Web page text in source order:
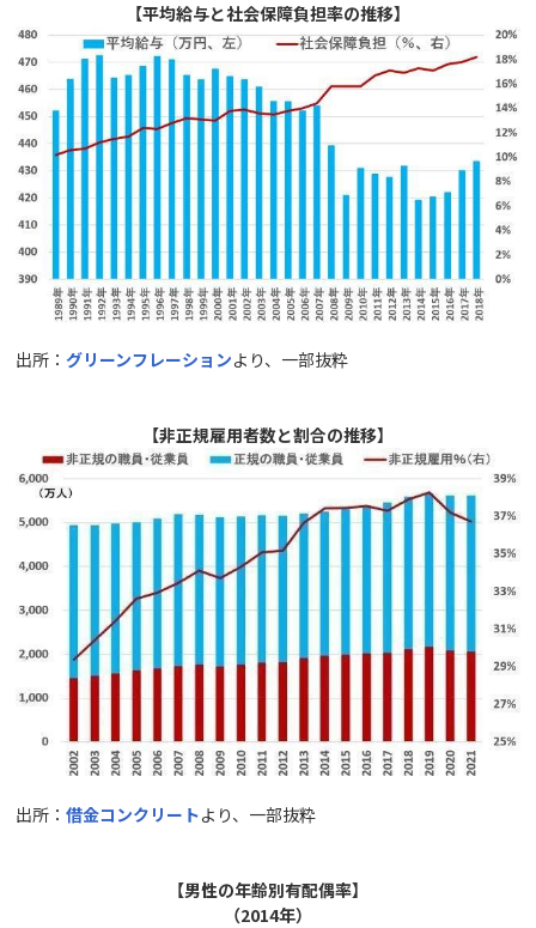
【平均給与と社会保障負担率の推移】
出所：グリーンフレーションより、一部抜粋
【非正規雇用者数と割合の推移】
出所：借金コンクリートより、一部抜粋
【男性の年齢別有配偶率】
（2014年）